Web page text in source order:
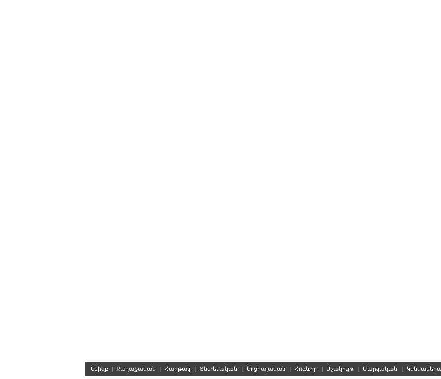
Սկիզբ | Քաղաքական | Հարթակ | Տնտեսական | Սոցիալական | Հոգևոր | Մշակույթ | Մարզական | Կենսակերպ